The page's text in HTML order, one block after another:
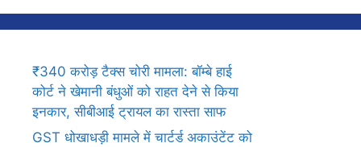
₹340 करोड़ टैक्स चोरी मामला: बॉम्बे हाई
कोर्ट ने खेमानी बंधुओं को राहत देने से किया
इनकार, सीबीआई ट्रायल का रास्ता साफ
GST धोखाधड़ी मामले में चार्टर्ड अकाउंटेंट को